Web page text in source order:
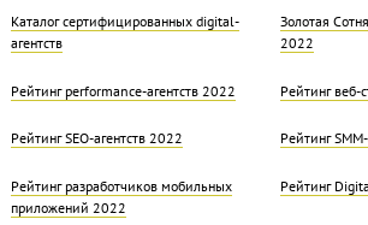
Каталог сертифицированных digital-
агентств
Золотая
2022
Рейтинг performance-агентств 2022 Рейтинг веб-
Рейтинг SEO-агентств 2022 Рейтинг
Рейтинг разработчиков мобильных
приложений 2022
Рейтинг